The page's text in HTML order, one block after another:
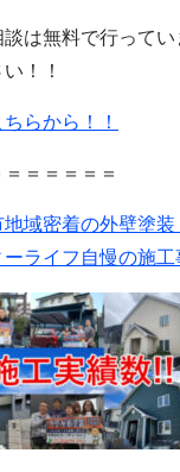
は無料で行って
！！
らから！！
＝＝＝＝＝
域密着の外壁塗
ライフ自慢の施工